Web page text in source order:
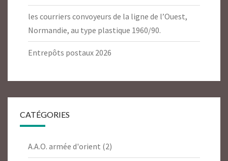
les courriers convoyeurs de la ligne de l’Ouest,
Normandie, au type plastique 1960/90.
Entrepôts postaux 2026
CATÉGORIES
A.A.O. armée d'orient (2)